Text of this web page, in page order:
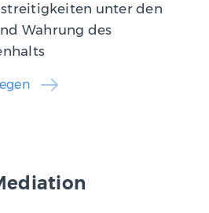
unter den
Wahrung des